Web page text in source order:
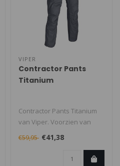
VIPER
Contractor Pants
Titanium
Contractor Pants Titanium
van Viper. Voorzien van
diverse handige zakken en
voor..
€59,95 €41,38